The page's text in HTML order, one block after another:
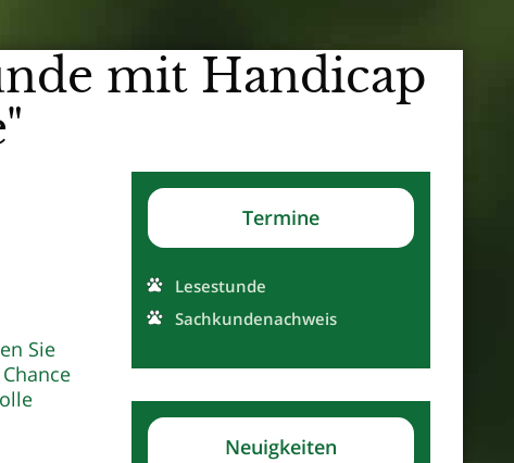
mit Handicap
Sie
Termine
Lesestunde
Sachkundenachweis
Neuigkeiten